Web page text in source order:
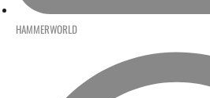
HAMMERWORLD